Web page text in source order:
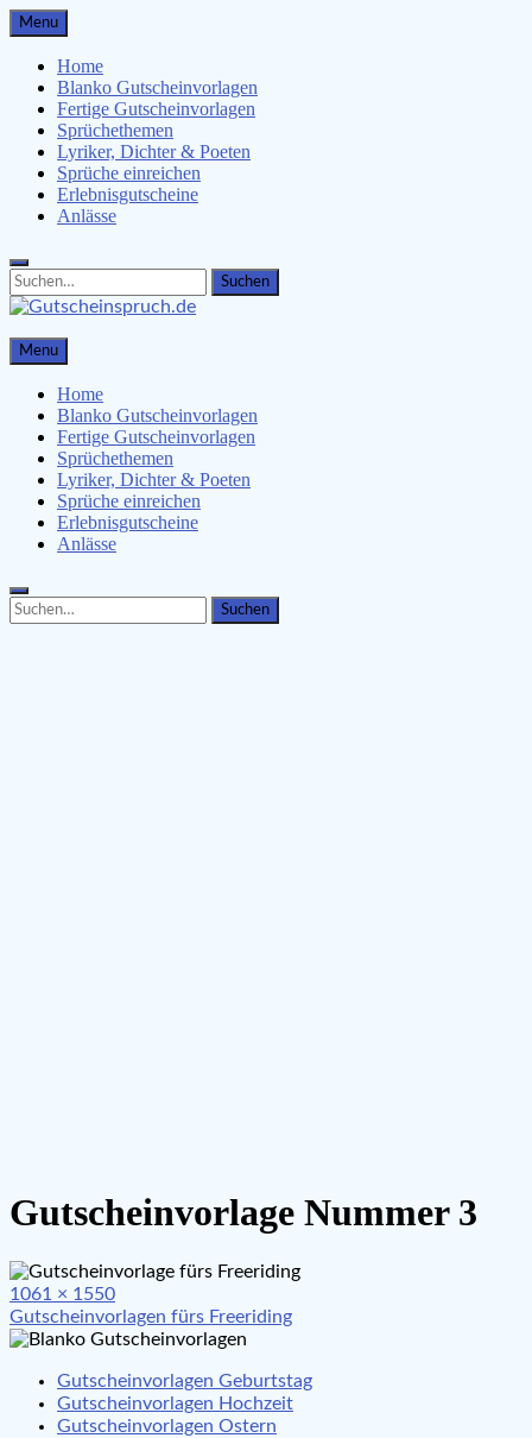
Skip
to
content
Menu
Home
Blanko Gutscheinvorlagen
Fertige Gutscheinvorlagen
Sprüchethemen
Lyriker, Dichter & Poeten
Sprüche einreichen
Erlebnisgutscheine
Anlässe
Search
for:
Search
Gutscheinspruch.de
Gutscheinsprüche & Gutscheinvorlagen finden
Menu
Home
Blanko Gutscheinvorlagen
Fertige Gutscheinvorlagen
Sprüchethemen
Lyriker, Dichter & Poeten
Sprüche einreichen
Erlebnisgutscheine
Anlässe
Search
for:
Search
Gutscheinvorlage Nummer 3
Full
size
1061 × 1550
Beitragsnavigation
Gutscheinvorlagen fürs Freeriding
Gutscheinvorlagen Geburtstag
Gutscheinvorlagen Hochzeit
Gutscheinvorlagen Ostern